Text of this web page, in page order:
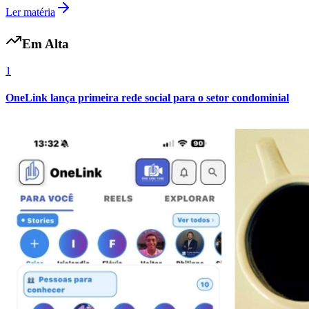
Ler matéria
Em Alta
1
OneLink lança primeira rede social para o setor condominial